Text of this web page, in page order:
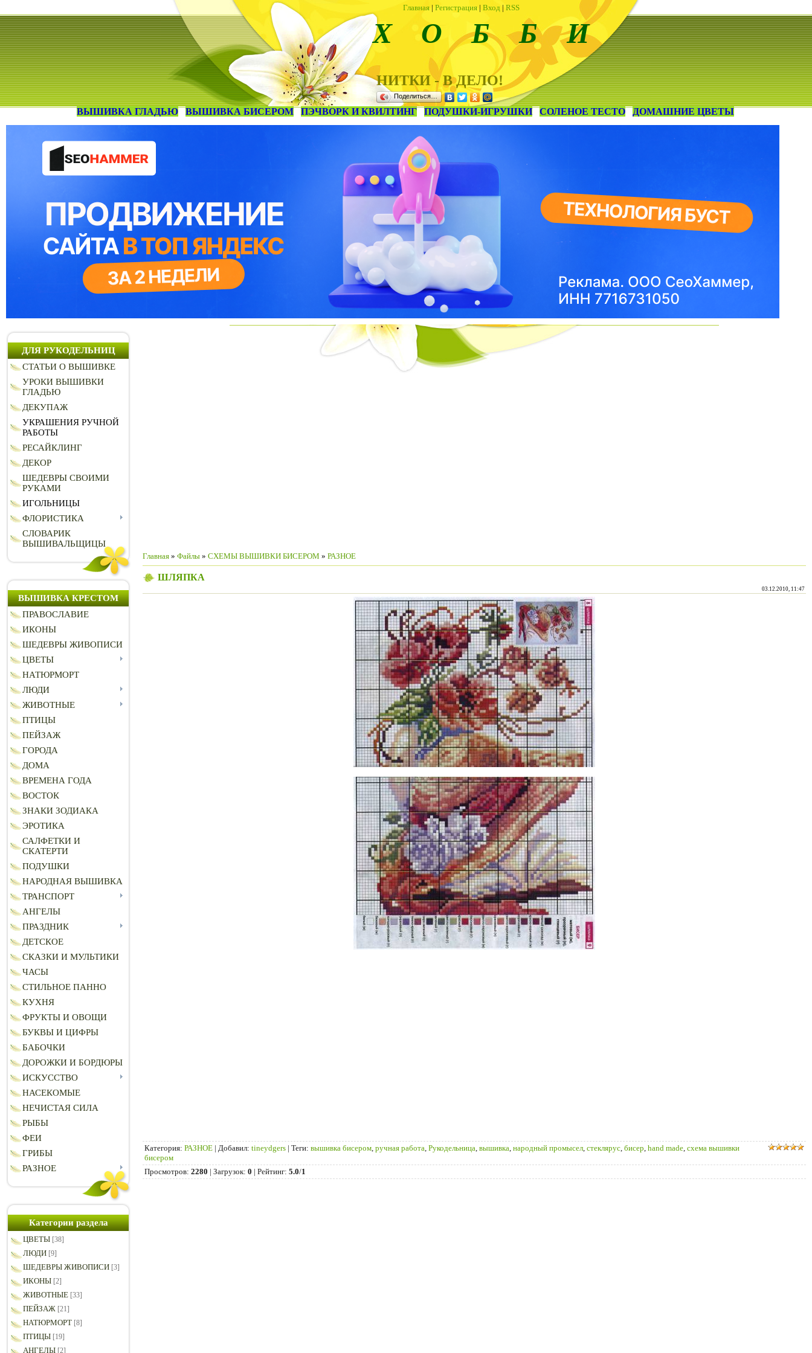
Главная | Регистрация | Вход | RSS
Х О Б Б И
НИТКИ - В ДЕЛО!
Поделиться…
ВЫШИВКА ГЛАДЬЮ ВЫШИВКА БИСЕРОМ ПЭЧВОРК И КВИЛТИНГ ПОДУШКИ-ИГРУШКИ СОЛЕНОЕ ТЕСТО ДОМАШНИЕ ЦВЕТЫ
ДЛЯ РУКОДЕЛЬНИЦ
СТАТЬИ О ВЫШИВКЕ
УРОКИ ВЫШИВКИ
ГЛАДЬЮ
ДЕКУПАЖ
УКРАШЕНИЯ РУЧНОЙ
РАБОТЫ
РЕСАЙКЛИНГ
ДЕКОР
ШЕДЕВРЫ СВОИМИ
РУКАМИ
ИГОЛЬНИЦЫ
ФЛОРИСТИКА
СЛОВАРИК
ВЫШИВАЛЬЩИЦЫ
ВЫШИВКА КРЕСТОМ
ПРАВОСЛАВИЕ
ИКОНЫ
ШЕДЕВРЫ ЖИВОПИСИ
ЦВЕТЫ
НАТЮРМОРТ
ЛЮДИ
ЖИВОТНЫЕ
ПТИЦЫ
ПЕЙЗАЖ
ГОРОДА
ДОМА
ВРЕМЕНА ГОДА
ВОСТОК
ЗНАКИ ЗОДИАКА
ЭРОТИКА
САЛФЕТКИ И
СКАТЕРТИ
ПОДУШКИ
НАРОДНАЯ ВЫШИВКА
ТРАНСПОРТ
АНГЕЛЫ
ПРАЗДНИК
ДЕТСКОЕ
СКАЗКИ И МУЛЬТИКИ
ЧАСЫ
СТИЛЬНОЕ ПАННО
КУХНЯ
ФРУКТЫ И ОВОЩИ
БУКВЫ И ЦИФРЫ
БАБОЧКИ
ДОРОЖКИ И БОРДЮРЫ
ИСКУССТВО
НАСЕКОМЫЕ
НЕЧИСТАЯ СИЛА
РЫБЫ
ФЕИ
ГРИБЫ
РАЗНОЕ
Категории раздела
ЦВЕТЫ [38]
ЛЮДИ [9]
ШЕДЕВРЫ ЖИВОПИСИ [3]
ИКОНЫ [2]
ЖИВОТНЫЕ [33]
ПЕЙЗАЖ [21]
НАТЮРМОРТ [8]
ПТИЦЫ [19]
АНГЕЛЫ [2]
Главная » Файлы » СХЕМЫ ВЫШИВКИ БИСЕРОМ » РАЗНОЕ
ШЛЯПКА
03.12.2010, 11:47
Категория: РАЗНОЕ | Добавил: tineydgers | Теги: вышивка бисером ручная работа Рукодельница вышивка народный промысел стеклярус бисер hand made схема вышивки
бисером
Просмотров: 2280 | Загрузок: 0 | Рейтинг: 5.0/1